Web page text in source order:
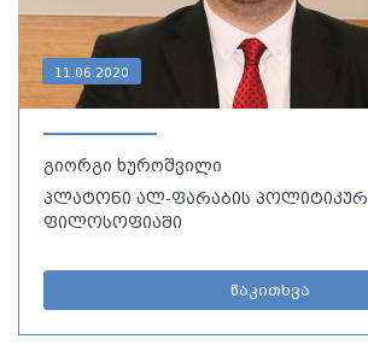
11.06.2020
გიორგი ხუროშვილი
პლატონი ალ-ფარაბის პოლიტიკურ
ფილოსოფიაში
წაკითხვა